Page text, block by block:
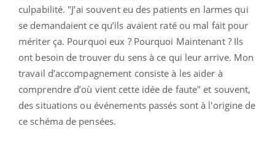
culpabilité. "J’ai souvent eu des patients en larmes qui
se demandaient ce qu’ils avaient raté ou mal fait pour
mériter ça. Pourquoi eux ? Pourquoi Maintenant ? Ils
ont besoin de trouver du sens à ce qui leur arrive. Mon
travail d’accompagnement consiste à les aider à
comprendre d’où vient cette idée de faute" et souvent,
des situations ou événements passés sont à l'origine de
ce schéma de pensées.